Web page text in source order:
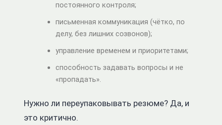
постоянного контроля;
письменная коммуникация (чётко, по
делу, без лишних созвонов);
управление временем и приоритетами;
способность задавать вопросы и не
«пропадать».
Нужно ли переупаковывать резюме? Да, и
это критично.